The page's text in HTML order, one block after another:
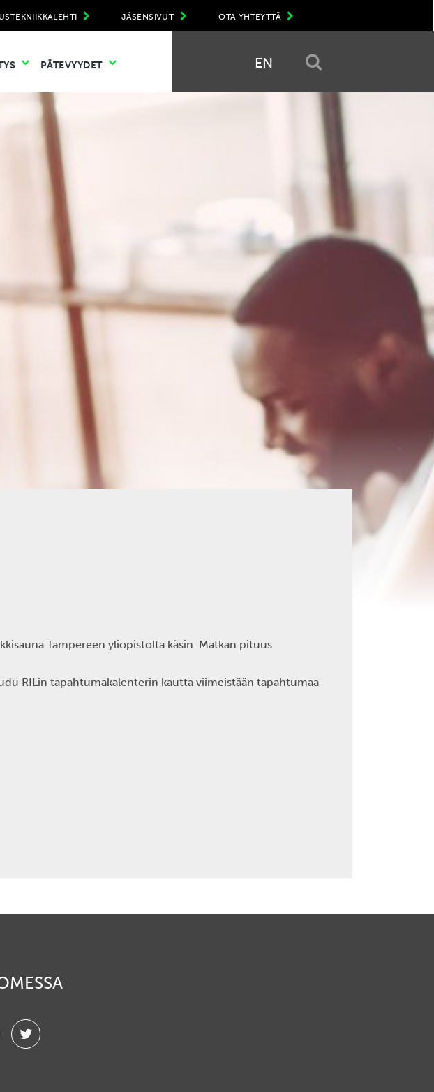
OTA YHTEYTTÄ
JÄSENSIVUT
PÄTEVYYDET EN
Tampereen yliopistolta käsin. Matkan pituus
RILin tapahtumakalenterin kautta viimeistään tapahtumaa
Twitter